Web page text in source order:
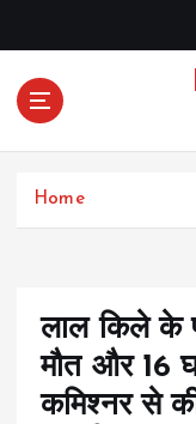
o
Home
लाल किले के
मौत और 16
कमिश्नर से